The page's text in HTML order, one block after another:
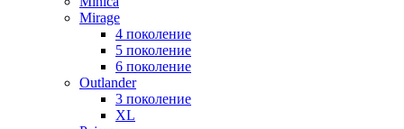
Mirage
4 поколение
5 поколение
6 поколение
Outlander
3 поколение
XL